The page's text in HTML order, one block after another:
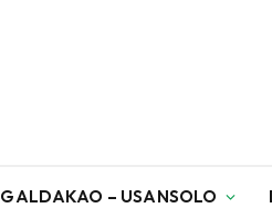
GALDAKAO – USANSOLO